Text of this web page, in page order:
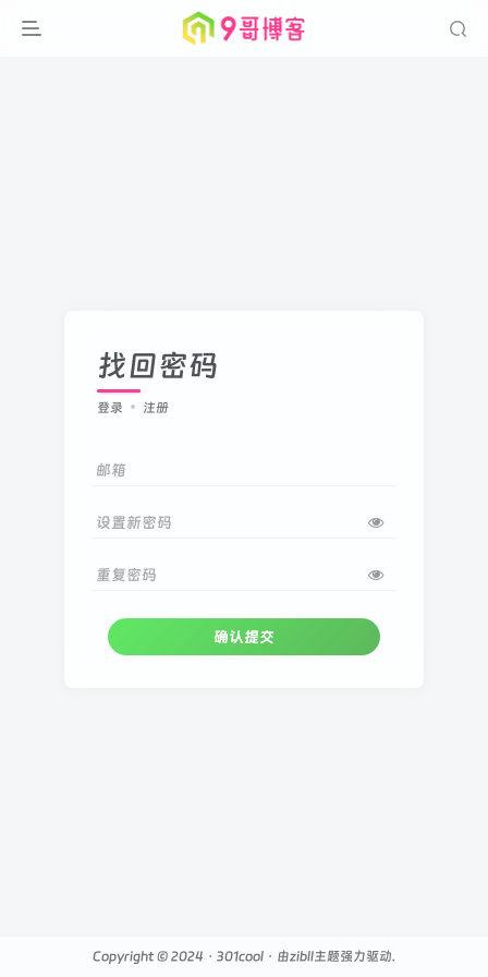
找回密码
登录 注册
邮箱
设置新密码
重复密码
确认提交
Copyright © 2024 · 301cool · 由zibll主题强力驱动.